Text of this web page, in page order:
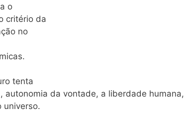
o
critério da
no
tenta
autonomia da vontade, a liberdade humana,
universo.